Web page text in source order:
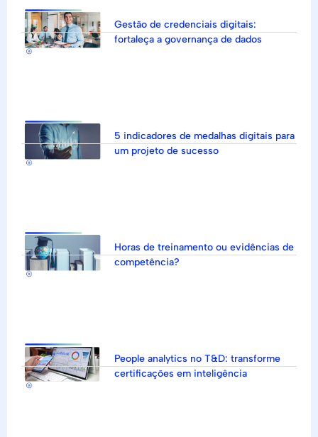
Gestão de credenciais digitais:
fortaleça a governança de dados
5 indicadores de medalhas digitais para
um projeto de sucesso
Horas de treinamento ou evidências de
competência?
People analytics no T&D: transforme
certificações em inteligência